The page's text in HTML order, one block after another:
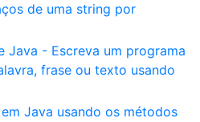
de uma string por
Java - Escreva um programa
frase ou texto usando
Java usando os métodos